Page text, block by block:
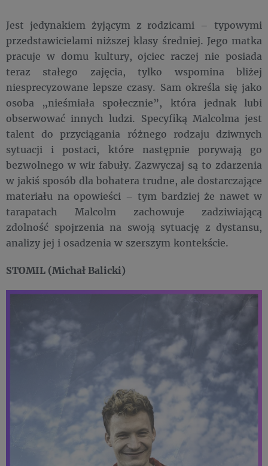
Jest jedynakiem żyjącym z rodzicami – typowymi
przedstawicielami niższej klasy średniej. Jego matka
pracuje w domu kultury, ojciec raczej nie posiada
teraz stałego zajęcia, tylko wspomina bliżej
niesprecyzowane lepsze czasy. Sam określa się jako
osoba „nieśmiała społecznie”, która jednak lubi
obserwować innych ludzi. Specyfiką Malcolma jest
talent do przyciągania różnego rodzaju dziwnych
sytuacji i postaci, które następnie porywają go
bezwolnego w wir fabuły. Zazwyczaj są to zdarzenia
w jakiś sposób dla bohatera trudne, ale dostarczające
materiału na opowieści – tym bardziej że nawet w
tarapatach Malcolm zachowuje zadziwiającą
zdolność spojrzenia na swoją sytuację z dystansu,
analizy jej i osadzenia w szerszym kontekście.
STOMIL (Michał Balicki)